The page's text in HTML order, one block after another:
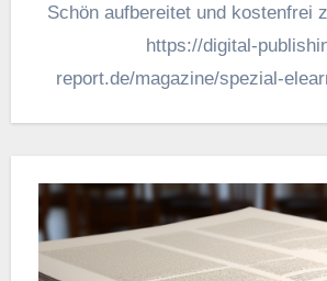
Schön aufbereitet und kostenfrei
https://digital-
report.de/magazine/spezial-